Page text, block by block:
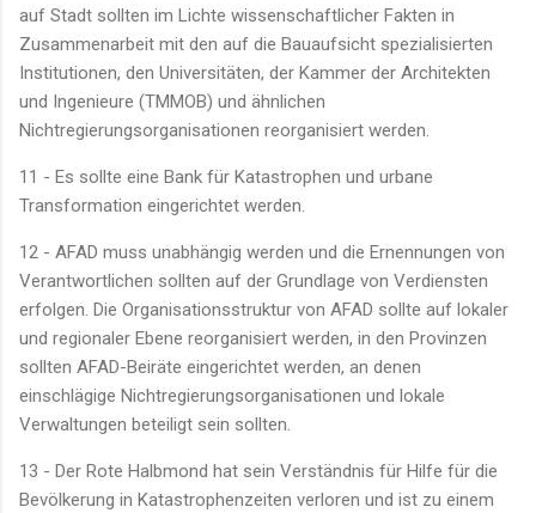
auf Stadt sollten im Lichte wissenschaftlicher Fakten in
Zusammenarbeit mit den auf die Bauaufsicht spezialisierten
Institutionen, den Universitäten, der Kammer der Architekten
und Ingenieure (TMMOB) und ähnlichen
Nichtregierungsorganisationen reorganisiert werden.
11 - Es sollte eine Bank für Katastrophen und urbane
Transformation eingerichtet werden.
12 - AFAD muss unabhängig werden und die Ernennungen von
Verantwortlichen sollten auf der Grundlage von Verdiensten
erfolgen. Die Organisationsstruktur von AFAD sollte auf lokaler
und regionaler Ebene reorganisiert werden, in den Provinzen
sollten AFAD-Beiräte eingerichtet werden, an denen
einschlägige Nichtregierungsorganisationen und lokale
Verwaltungen beteiligt sein sollten.
13 - Der Rote Halbmond hat sein Verständnis für Hilfe für die
Bevölkerung in Katastrophenzeiten verloren und ist zu einem